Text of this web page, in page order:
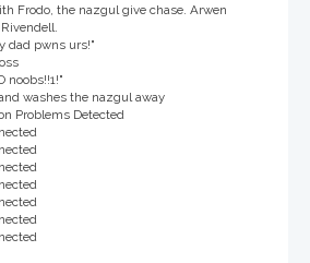
Frodo, the nazgul give chase. Arwen
dad pwns urs!"
noobs!!1!"
washes the nazgul away
Problems Detected